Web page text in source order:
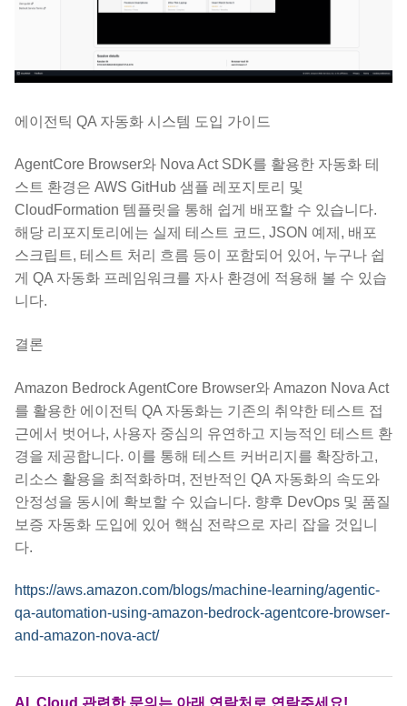
에이전틱 QA 자동화 시스템 도입 가이드
AgentCore Browser와 Nova Act SDK를 활용한 자동화 테
스트 환경은 AWS GitHub 샘플 레포지토리 및
CloudFormation 템플릿을 통해 쉽게 배포할 수 있습니다.
해당 리포지토리에는 실제 테스트 코드, JSON 예제, 배포
스크립트, 테스트 처리 흐름 등이 포함되어 있어, 누구나 쉽
게 QA 자동화 프레임워크를 자사 환경에 적용해 볼 수 있습
니다.
결론
Amazon Bedrock AgentCore Browser와 Amazon Nova Act
를 활용한 에이전틱 QA 자동화는 기존의 취약한 테스트 접
근에서 벗어나, 사용자 중심의 유연하고 지능적인 테스트 환
경을 제공합니다. 이를 통해 테스트 커버리지를 확장하고,
리소스 활용을 최적화하며, 전반적인 QA 자동화의 속도와
안정성을 동시에 확보할 수 있습니다. 향후 DevOps 및 품질
보증 자동화 도입에 있어 핵심 전략으로 자리 잡을 것입니
다.
https://aws.amazon.com/blogs/machine-learning/agentic-
qa-automation-using-amazon-bedrock-agentcore-browser-
and-amazon-nova-act/